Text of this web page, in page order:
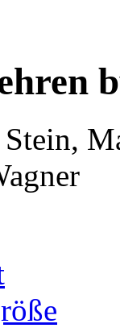
Stein,